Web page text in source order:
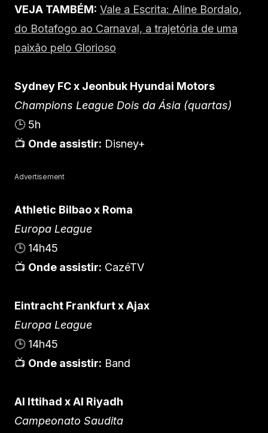
VEJA TAMBÉM: Vale a Escrita: Aline Bordalo,
do Botafogo ao Carnaval, a trajetória de uma
paixão pelo Glorioso
Sydney FC x Jeonbuk Hyundai Motors
Champions League Dois da Ásia (quartas)
🕒 5h
📺 Onde assistir: Disney+
Advertisement
Athletic Bilbao x Roma
Europa League
🕒 14h45
📺 Onde assistir: CazéTV
Eintracht Frankfurt x Ajax
Europa League
🕒 14h45
📺 Onde assistir: Band
Al Ittihad x Al Riyadh
Campeonato Saudita